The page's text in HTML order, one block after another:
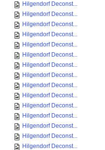
Hilgendorf Deconst...
Hilgendorf Deconst...
Hilgendorf Deconst...
Hilgendorf Deconst...
Hilgendorf Deconst...
Hilgendorf Deconst...
Hilgendorf Deconst...
Hilgendorf Deconst...
Hilgendorf Deconst...
Hilgendorf Deconst...
Hilgendorf Deconst...
Hilgendorf Deconst...
Hilgendorf Deconst...
Hilgendorf Deconst...
Hilgendorf Deconst...